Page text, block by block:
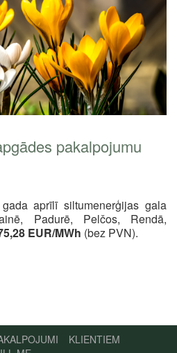
pakalpojumu
aprīlī siltumenerģijas gala
Padurē, Pelčos, Rendā,
EUR/MWh (bez PVN).
KLIENTIEM